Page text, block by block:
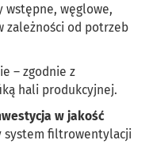
wstępne, węglowe,
zależności od potrzeb
– zgodnie z
hali produkcyjnej.
w jakość
system filtrowentylacji